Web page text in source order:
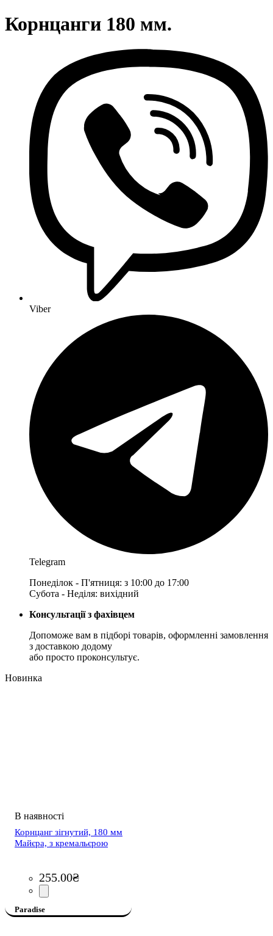
Корнцанги 180 мм.
Viber
Telegram
Понеділок - П'ятниця: з 10:00 до 17:00
Субота - Неділя: вихідний
Консультації з фахівцем
Допоможе вам в підборі товарів, оформленні замовлення
з доставкою додому
або просто проконсультує.
Новинка
Корнцанг зігнутий, 180 мм
Майєра, з кремальєрою
255.00₴
Paradise